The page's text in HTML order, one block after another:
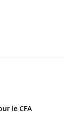
le CFA